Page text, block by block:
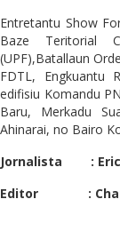
Entretantu Show
Baze Teritorial
(UPF),Batallaun
FDTL, Engkuantu
edifisiu Komandu
Baru, Merkadu
Ahinarai, no Bairo
Jornalista :
Editor :